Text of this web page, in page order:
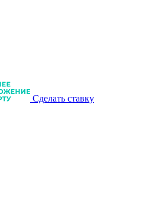
Сделать ставку